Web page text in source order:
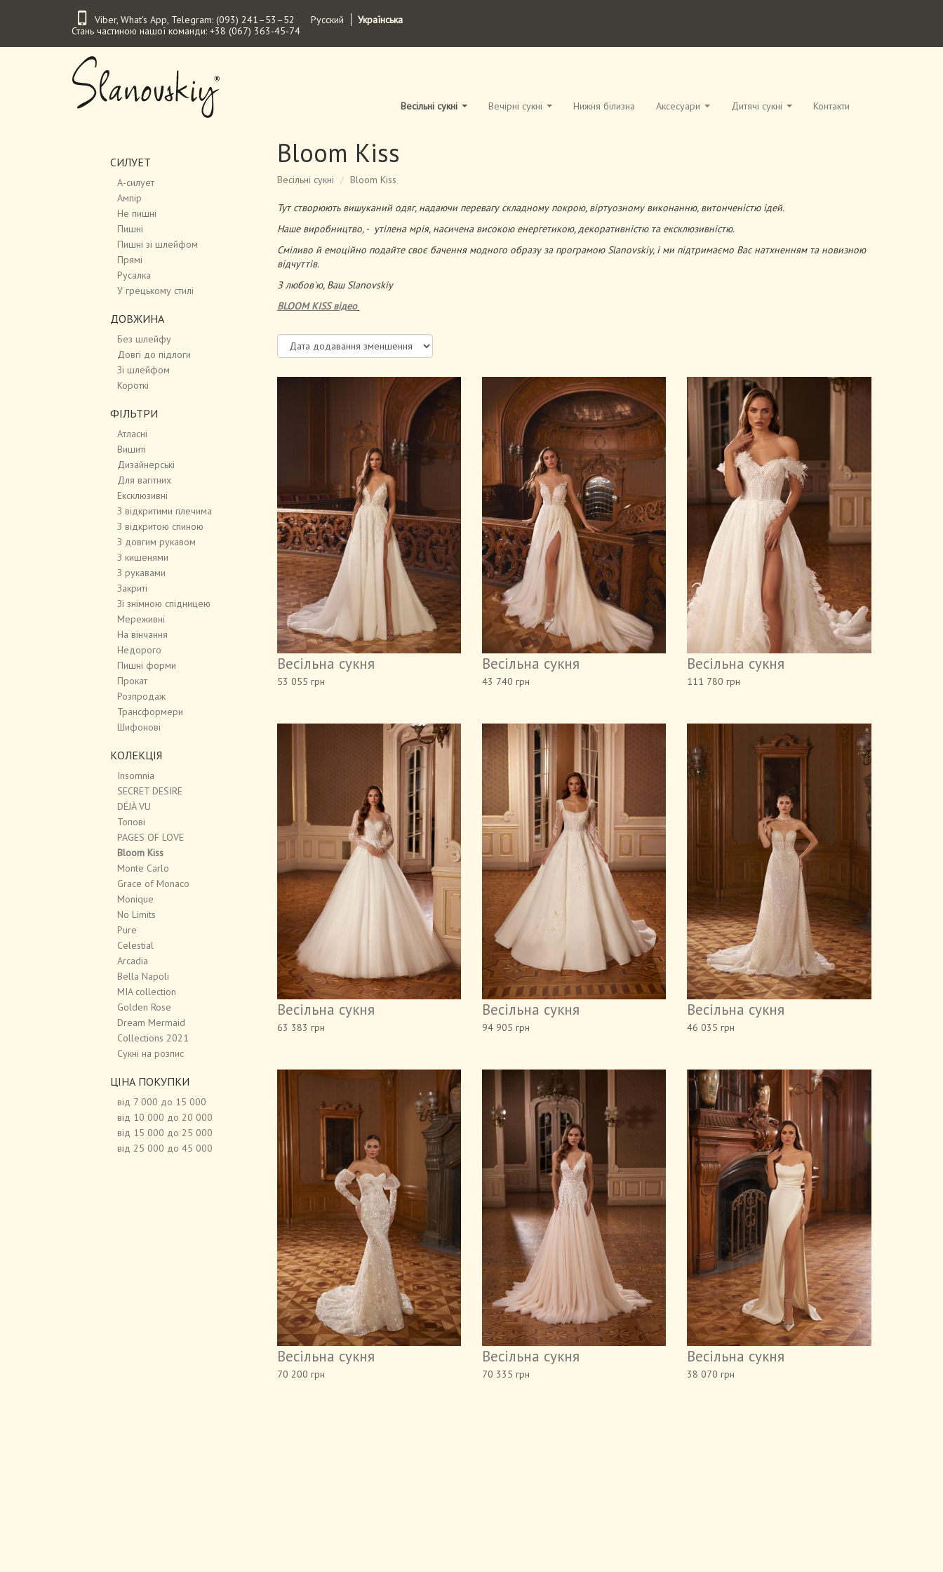
вмісту
Viber,What's App, Telegram:(093) 241–53–52
Стань частиною нашої команди: +38 (067) 363‑45‑74
Русский Українська
Весільні сукні Вечірні сукні Нижня білизна Аксесуари Дитячі сукні Контакти
СИЛУЕТ
А-силует
Ампір
Не пишні
Пишні
Пишні зі шлейфом
Прямі
Русалка
У грецькому стилі
ДОВЖИНА
Без шлейфу
Довгі до підлоги
Зі шлейфом
Короткі
ФІЛЬТРИ
Атласні
Вишиті
Дизайнерські
Для вагітних
Ексклюзивні
З відкритими плечима
З відкритою спиною
З довгим рукавом
З кишенями
З рукавами
Закриті
Зі знімною спідницею
Мереживні
На вінчання
Недорого
Пишні форми
Прокат
Розпродаж
Трансформери
Шифонові
КОЛЕКЦІЯ
Insomnia
SECRET DESIRE
DÉJÀ VU
Топові
PAGES OF LOVE
Bloom Kiss
Monte Carlo
Grace of Monaco
Monique
No Limits
Pure
Celestial
Arcadia
Bella Napoli
MIA collection
Golden Rose
Dream Mermaid
Сollections 2021
Cукні на розпис
ЦІНА ПОКУПКИ
від 7 000 до 15 000
від 10 000 до 20 000
від 15 000 до 25 000
від 25 000 до 45 000
Bloom Kiss
Весільні сукні Bloom Kiss
Тут створюють вишуканий одяг, надаючи перевагу складному покрою, віртуозному виконанню, витонченістю ідей.
Наше виробництво, - утілена мрія, насичена високою енергетикою, декоративністю та ексклюзивністю.
Сміливо й емоційно подайте своє бачення модного образу за програмою Slanovskiy, і ми підтримаємо Вас натхненням та новизною
відчуттів.
З любов'ю, Ваш Slanovskiy
BLOOM KISS відео
Весільна сукня
53 055 грн
Весільна сукня
43 740 грн
Весільна сукня
111 780 грн
Весільна сукня
63 383 грн
Весільна сукня
94 905 грн
Весільна сукня
46 035 грн
Весільна сукня
70 200 грн
Весільна сукня
70 335 грн
Весільна сукня
38 070 грн